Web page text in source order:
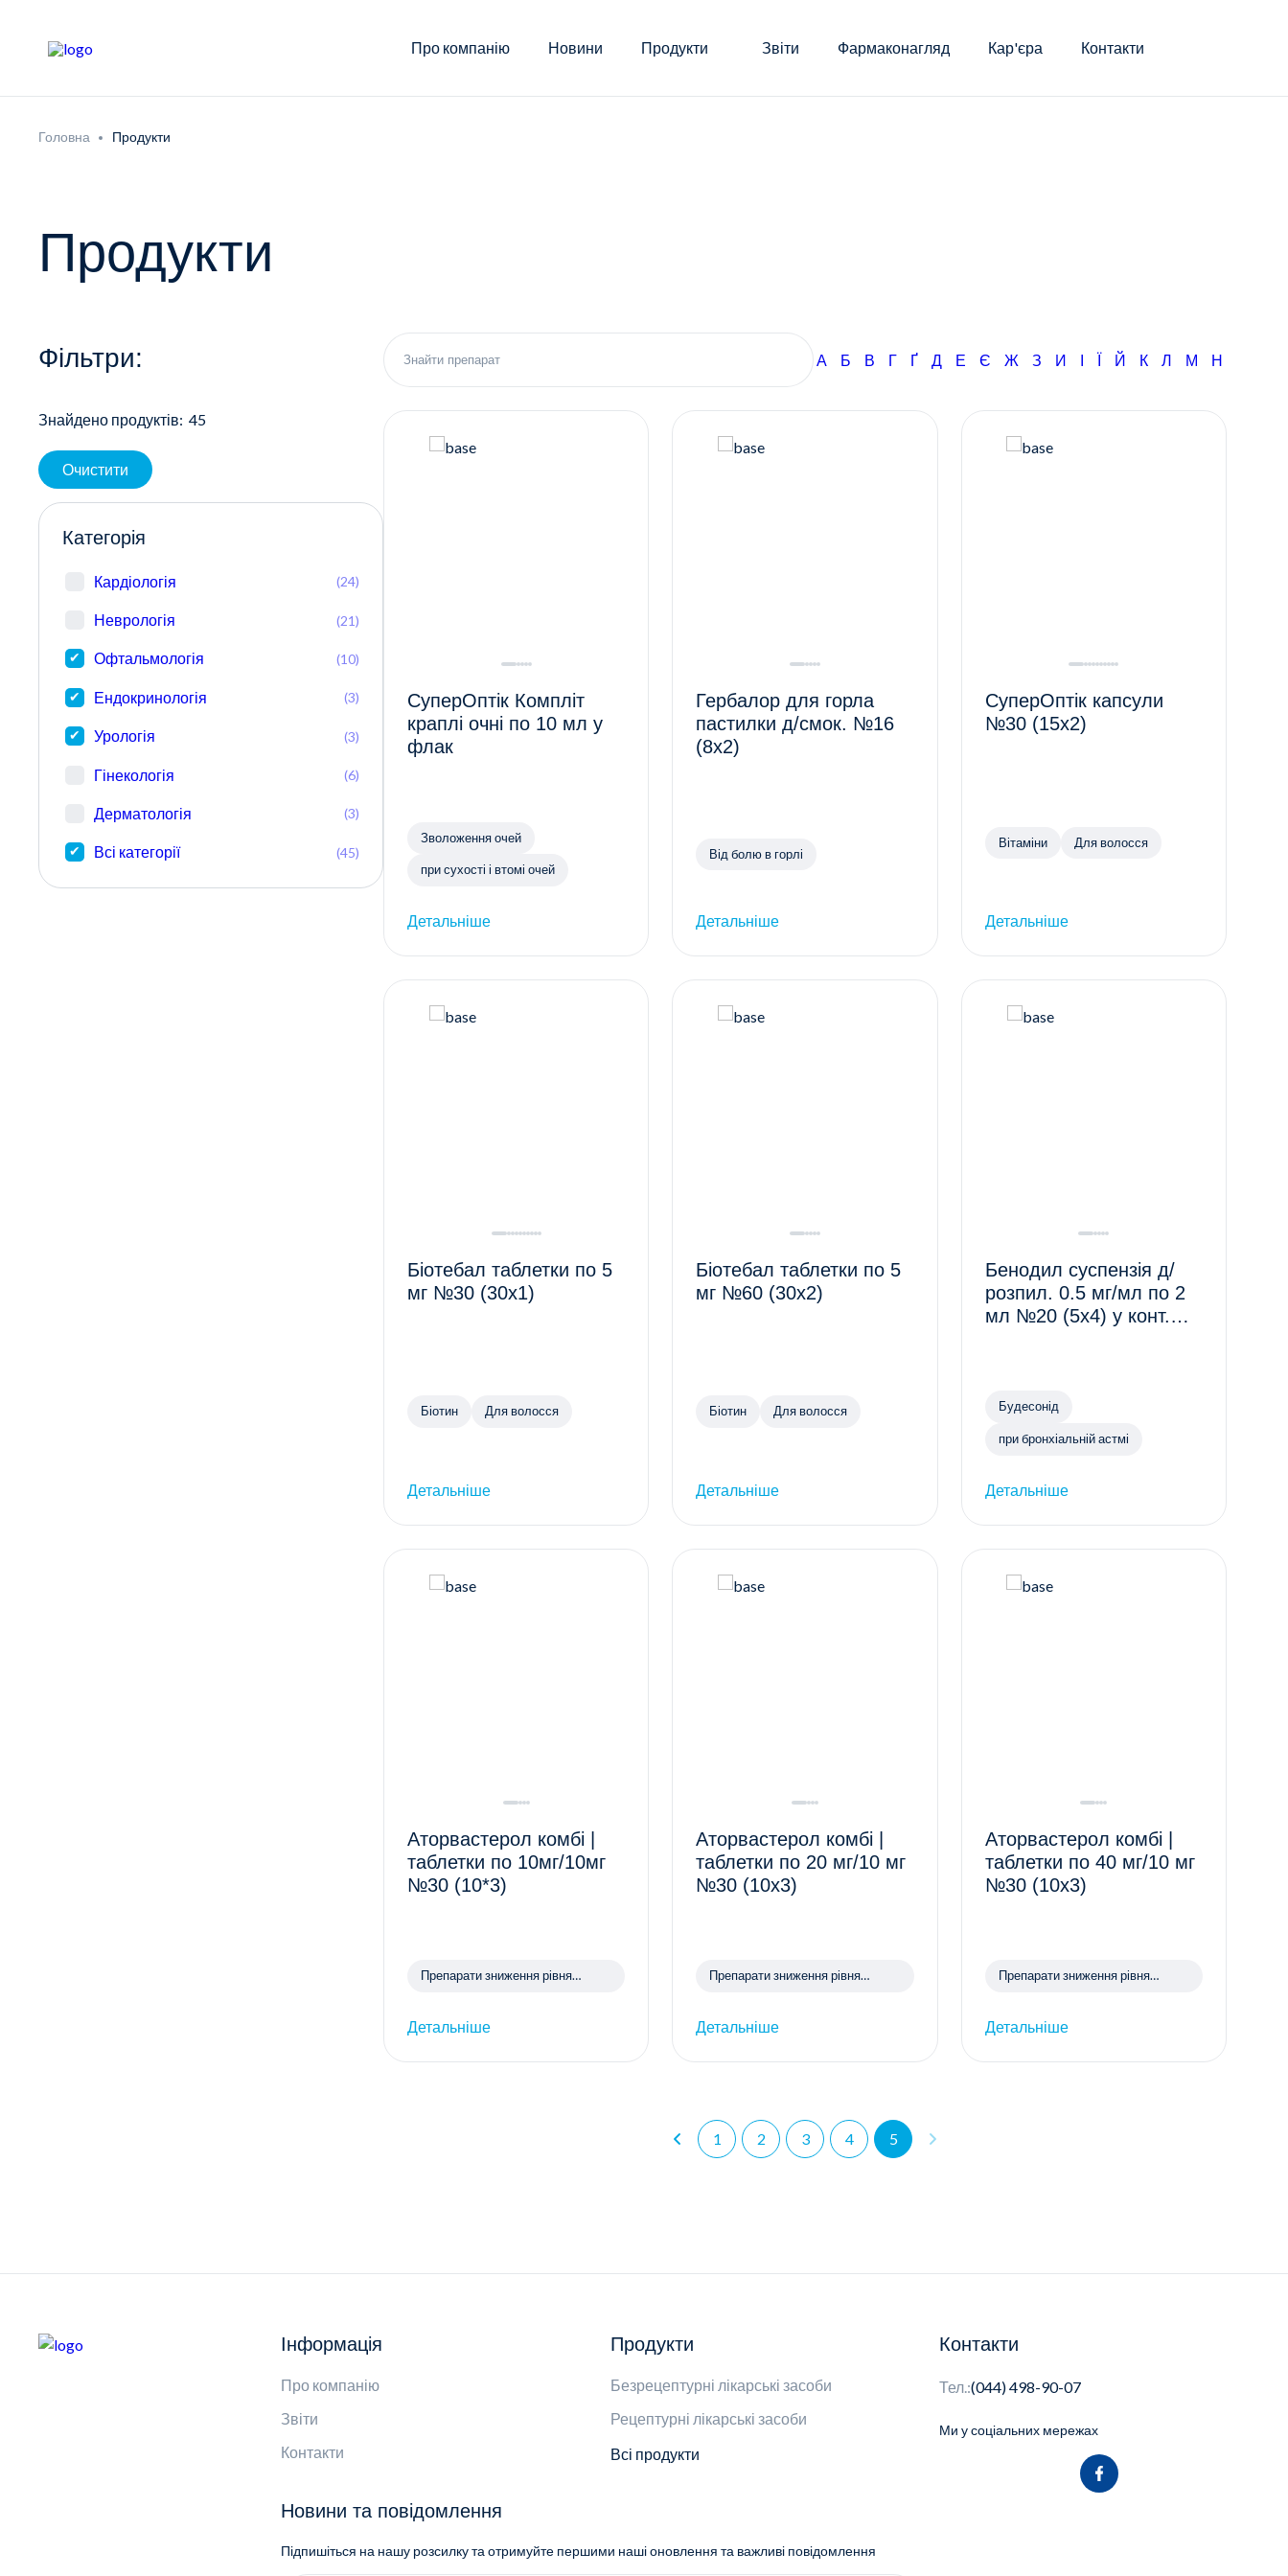
Про компанію Новини Продукти Звіти Фармаконагляд Кар'єра Контакти
Головна Продукти
Продукти
Фільтри:
Знайдено продуктів: 45
Очистити
Категорія
Кардіологія (24)
Неврологія (21)
Офтальмологія (10)
Ендокринологія (3)
Урологія (3)
Гінекологія (6)
Дерматологія (3)
Всі категорії (45)
А Б В Г Ґ Д Е Є Ж З И І Ї Й К Л М Н
СуперОптік Компліт
краплі очні по 10 мл у
флак
Зволоження очей
при сухості і втомі очей
Детальніше
Гербалор для горла
пастилки д/смок. №16
(8х2)
Від болю в горлі
Детальніше
СуперОптік капсули
№30 (15х2)
Вітаміни Для волосся
Детальніше
Біотебал таблетки по 5
мг №30 (30х1)
Біотин Для волосся
Детальніше
Біотебал таблетки по 5
мг №60 (30х2)
Біотин Для волосся
Детальніше
Бенодил суспензія д/
розпил. 0.5 мг/мл по 2
мл №20 (5х4) у конт.
Будесонід
при бронхіальній астмі
Детальніше
Аторвастерол комбі |
таблетки по 10мг/10мг
№30 (10*3)
Препарати зниження рівня
Детальніше
Аторвастерол комбі |
таблетки по 20 мг/10 мг
№30 (10х3)
Препарати зниження рівня
Детальніше
Аторвастерол комбі |
таблетки по 40 мг/10 мг
№30 (10х3)
Препарати зниження рівня
Детальніше
1 2 3 4 5
Інформація
Про компанію
Звіти
Контакти
Продукти
Безрецептурні лікарські засоби
Рецептурні лікарські засоби
Всі продукти
Контакти
Тел.:(044) 498-90-07
Ми у соціальних мережах
Новини та повідомлення
Підпишіться на нашу розсилку та отримуйте першими наші оновлення та важливі повідомлення